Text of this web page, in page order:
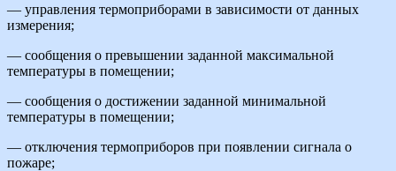
— управления термоприборами в зависимости от данных
измерения;
— сообщения о превышении заданной максимальной
температуры в помещении;
— сообщения о достижении заданной минимальной
температуры в помещении;
— отключения термоприборов при появлении сигнала о
пожаре;